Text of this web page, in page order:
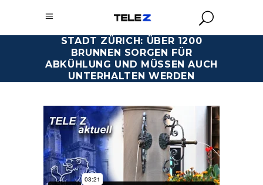
STADT ZÜRICH: ÜBER 1200
BRUNNEN SORGEN FÜR
ABKÜHLUNG UND MÜSSEN AUCH
UNTERHALTEN WERDEN